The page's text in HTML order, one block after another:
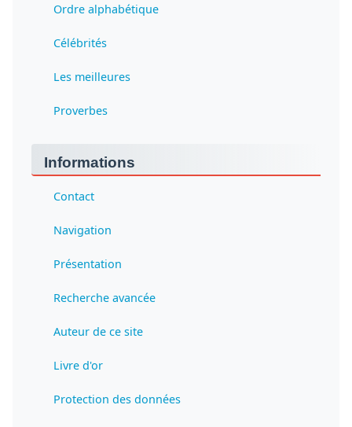
Ordre alphabétique
Célébrités
Les meilleures
Proverbes
Informations
Contact
Navigation
Présentation
Recherche avancée
Auteur de ce site
Livre d'or
Protection des données